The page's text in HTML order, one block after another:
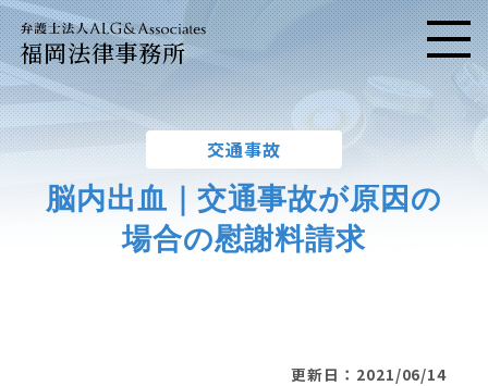
福岡法律事務所 メニ
交通事故
脳内出血｜交通事故が原因の
場合の慰謝料請求
更新日：2021/06/14